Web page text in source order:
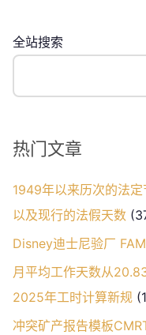
全站搜索
热门文章
1949年以来历次的法
以及现行的法假天数
Disney迪士尼验厂
月平均工作天数从
2025年工时计算新规
冲突矿产报告模板